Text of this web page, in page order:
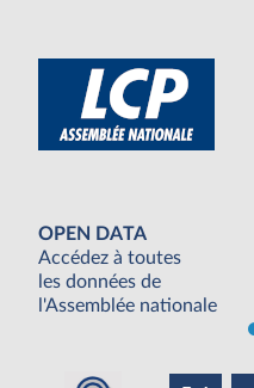
OPEN DATA
Accédez à toutes
les données de
l'Assemblée nationale